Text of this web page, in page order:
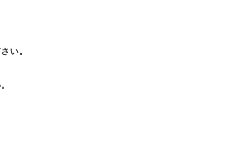
い。